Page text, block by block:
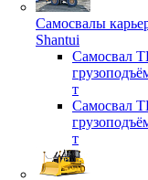
Самосвалы
Shantui
Самосвал
т
Самосвал
т